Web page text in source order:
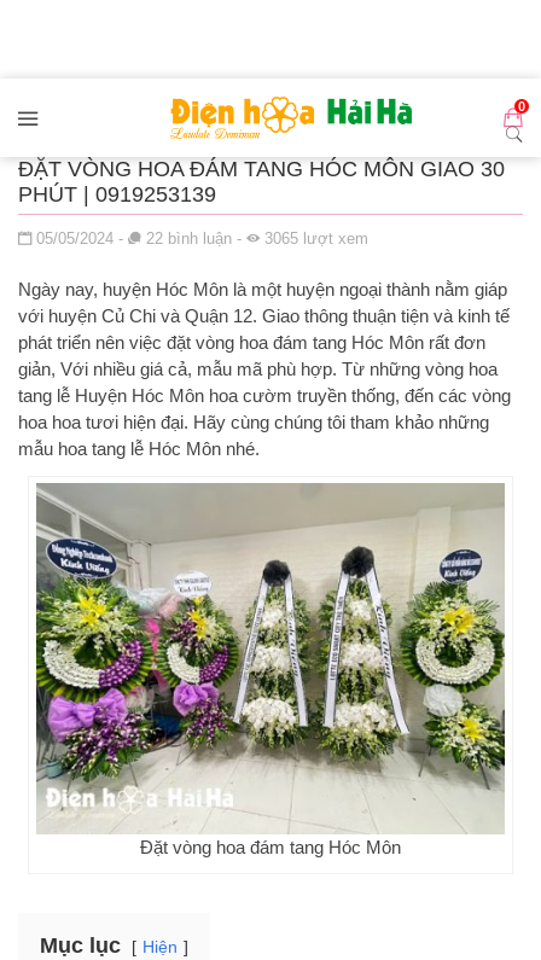
0
ĐẶT VÒNG HOA ĐÁM TANG HÓC MÔN GIAO 30
PHÚT | 0919253139
Đăng ngày
05/05/2024 - 22 bình luận - 3065 lượt xem
Ngày nay, huyện Hóc Môn là một huyện ngoại thành nằm giáp
với huyện Củ Chi và Quận 12. Giao thông thuận tiện và kinh tế
phát triển nên việc đặt vòng hoa đám tang Hóc Môn rất đơn
giản, Với nhiều giá cả, mẫu mã phù hợp. Từ những vòng hoa
tang lễ Huyện Hóc Môn hoa cườm truyền thống, đến các vòng
hoa hoa tươi hiện đại. Hãy cùng chúng tôi tham khảo những
mẫu hoa tang lễ Hóc Môn nhé.
Đặt vòng hoa đám tang Hóc Môn
Mục lục Hiện